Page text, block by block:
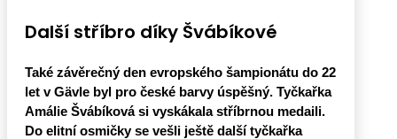
Další stříbro díky Švábíkové
Také závěrečný den evropského šampionátu do 22
let v Gävle byl pro české barvy úspěšný. Tyčkařka
Amálie Švábíková si vyskákala stříbrnou medaili.
Do elitní osmičky se vešli ještě další tyčkařka